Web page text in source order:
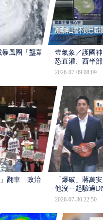
風圈「壟罩4
壹氣象／護國
恐直灌、西半
2026-07-09 08:09
翻車 政治獻
「爆破」蔣萬
他沒一起驗過
2026-07-30 22:50